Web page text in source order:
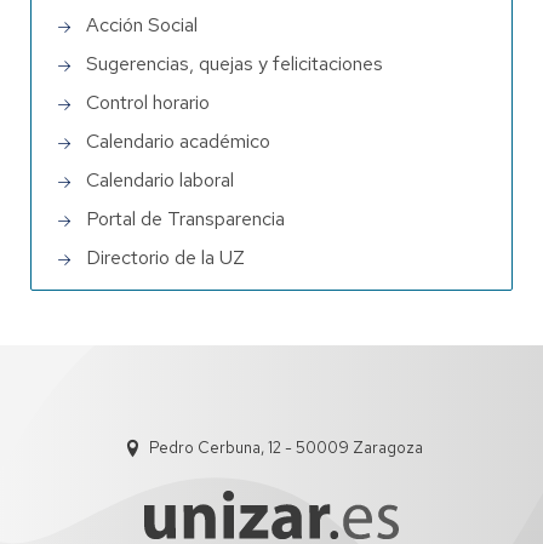
Acción Social
Sugerencias, quejas y felicitaciones
Control horario
Calendario académico
Calendario laboral
Portal de Transparencia
Directorio de la UZ
Pedro Cerbuna, 12 - 50009 Zaragoza